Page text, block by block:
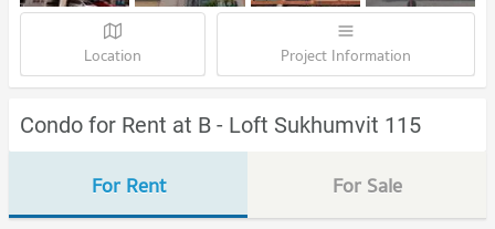
Location Project Information
Condo for Rent at B - Loft Sukhumvit 115
For Rent For Sale